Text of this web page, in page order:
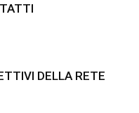
DELLA RETE